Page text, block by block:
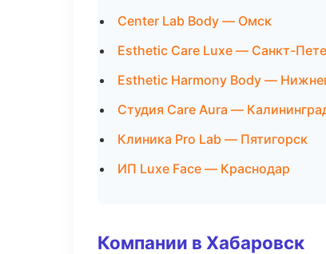
Center Lab Body — Омск
Esthetic Care Luxe — Санкт-
Esthetic Harmony Body —
Студия Care Aura —
Клиника Pro Lab — Пятигорск
ИП Luxe Face — Краснодар
Компании в Хабаровск